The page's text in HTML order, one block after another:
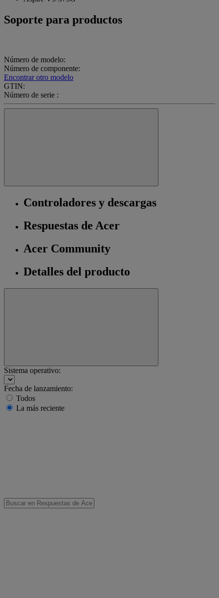
Soporte para productos
Número de modelo:
Número de componente:
Encontrar otro modelo
GTIN:
Número de serie :
Controladores y descargas
Respuestas de Acer
Acer Community
Detalles del producto
Sistema operativo:
Fecha de lanzamiento:
Todos
La más reciente